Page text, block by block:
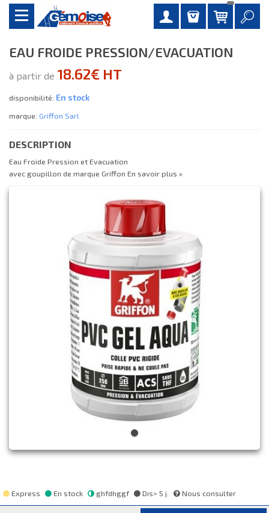
EAU FROIDE PRESSION/EVACUATION
à partir de 18.62€ HT
disponibilité: En stock
marque: Griffon Sarl
DESCRIPTION
Eau Froide Pression et Evacuation
avec goupillon de marque Griffon En savoir plus »
Express En stock ghfdhggf Dis> 5 j. Nous consulter